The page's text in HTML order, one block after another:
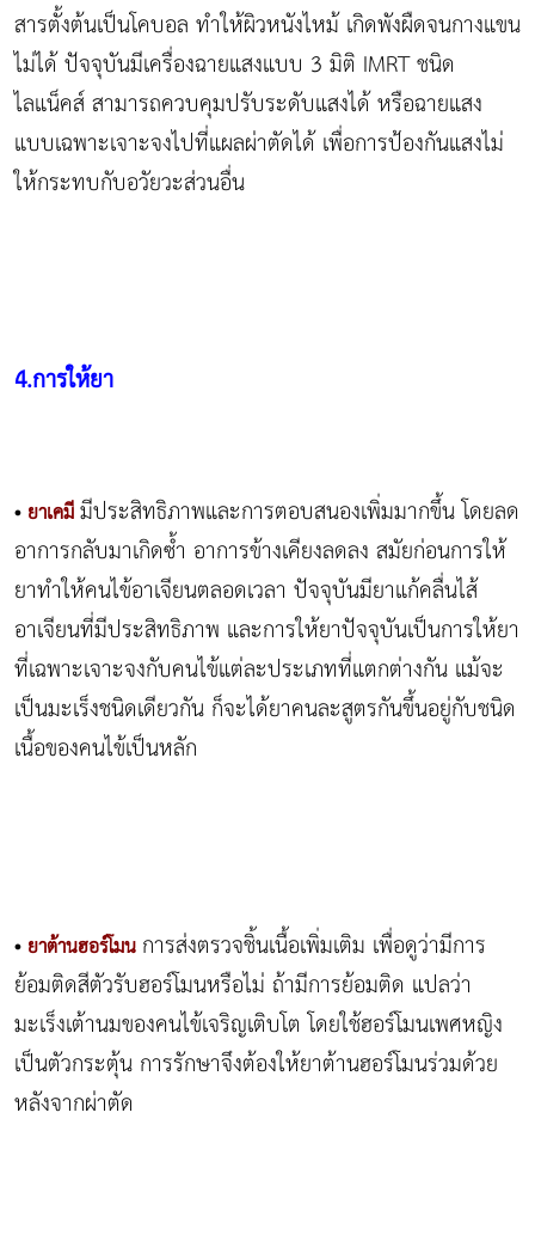
สารตั้งต้นเป็นโคบอล ทำให้ผิวหนังไหม้ เกิดพังผืดจนกางแขน
ไม่ได้ ปัจจุบันมีเครื่องฉายแสงแบบ 3 มิติ IMRT ชนิด
ไลแน็คส์ สามารถควบคุมปรับระดับแสงได้ หรือฉายแสง
แบบเฉพาะเจาะจงไปที่แผลผ่าตัดได้ เพื่อการป้องกันแสงไม่
ให้กระทบกับอวัยวะส่วนอื่น
4.การให้ยา
• ยาเคมีมีประสิทธิภาพและการตอบสนองเพิ่มมากขึ้น โดยลด
อาการกลับมาเกิดซ้ำ อาการข้างเคียงลดลง สมัยก่อนการให้
ยาทำให้คนไข้อาเจียนตลอดเวลา ปัจจุบันมียาแก้คลื่นไส้
อาเจียนที่มีประสิทธิภาพ และการให้ยาปัจจุบันเป็นการให้ยา
ที่เฉพาะเจาะจงกับคนไข้แต่ละประเภทที่แตกต่างกัน แม้จะ
เป็นมะเร็งชนิดเดียวกัน ก็จะได้ยาคนละสูตรกันขึ้นอยู่กับชนิด
เนื้อของคนไข้เป็นหลัก
• ยาต้านฮอร์โมน การส่งตรวจชิ้นเนื้อเพิ่มเติม เพื่อดูว่ามีการ
ย้อมติดสีตัวรับฮอร์โมนหรือไม่ ถ้ามีการย้อมติด แปลว่า
มะเร็งเต้านมของคนไข้เจริญเติบโต โดยใช้ฮอร์โมนเพศหญิง
เป็นตัวกระตุ้น การรักษาจึงต้องให้ยาต้านฮอร์โมนร่วมด้วย
หลังจากผ่าตัด